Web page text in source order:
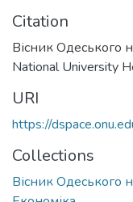
Citation
Вісник Одеського
National University
URI
https://
Collections
Вісник Одеського